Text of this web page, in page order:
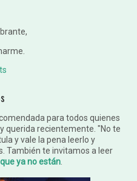
para todos quienes
querida recientemente. "No te
y vale la pena leerlo y
También te invitamos a leer
ya no están.